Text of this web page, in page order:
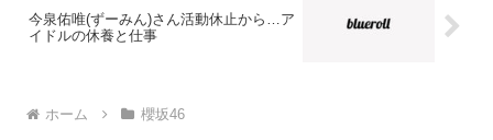
今泉佑唯(ずーみん)さん活動休止から…ア
イドルの休養と仕事
ホーム 櫻坂46